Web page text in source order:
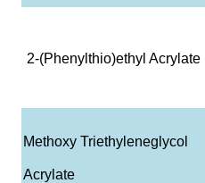
2-(Phenylthio)ethyl Acrylate
Methoxy Triethyleneglycol
Acrylate